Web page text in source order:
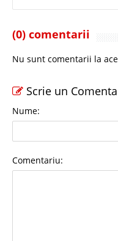
(0) comentarii
Nu sunt comentarii la
Scrie un
Nume:
Comentariu: